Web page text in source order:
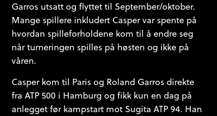
Garros utsatt og flyttet til September/oktober.
Mange spillere inkludert Casper var spente på
hvordan spilleforholdene kom til å endre seg
når turneringen spilles på høsten og ikke på
våren.
Casper kom til Paris og Roland Garros direkte
fra ATP 500 i Hamburg og fikk kun en dag på
anlegget før kampstart mot Sugita ATP 94. Han